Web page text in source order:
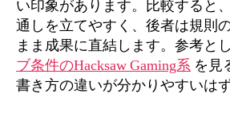
い印象があります。比較すると
通しを立てやすく、後者は規則
まま成果に直結します。参考と
ブ条件のHacksaw Gaming系 を見
書き方の違いが分かりやすいはず